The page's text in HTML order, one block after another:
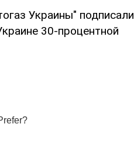
Украины" подписали
30-процентной